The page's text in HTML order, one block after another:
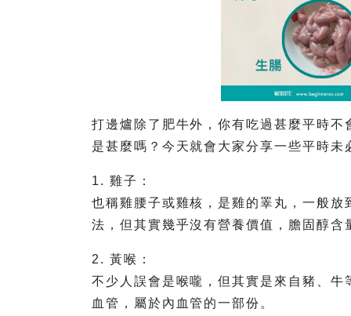
打邊爐除了肥牛外，你有吃過甚麼平時
是甚麼嗎？今天就會大家分享一些平時
1. 雞子：
也稱雞腰子或雞核，是雞的睪丸，一般
法，但其實幾乎沒有營養價值，膽固醇含
2. 黃喉：
不少人誤會是喉嚨，但其實是來自豬、
血管，屬於內血管的一部份。